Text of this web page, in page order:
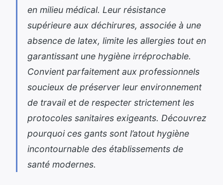
en milieu médical. Leur résistance
supérieure aux déchirures, associée à une
absence de latex, limite les allergies tout en
garantissant une hygiène irréprochable.
Convient parfaitement aux professionnels
soucieux de préserver leur environnement
de travail et de respecter strictement les
protocoles sanitaires exigeants. Découvrez
pourquoi ces gants sont l’atout hygiène
incontournable des établissements de
santé modernes.